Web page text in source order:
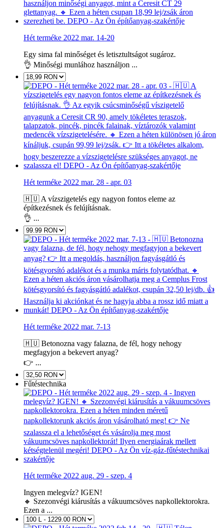
Hét terméke 2022 mar. 14-20
Egy sima fal minőséget és letisztultságot sugároz.
👌 Minőségi munlához használjon ...
Hét terméke 2022 mar. 28 - apr. 03
🇭🇺 A vízszigetelés egy nagyon fontos eleme az
építkezésnek és felújításnak.
👌 ...
Hét terméke 2022 mar. 7-13
🇭🇺 Betonozna vagy falazna, de fél, hogy nehogy
megfagyjon a bekevert anyag?
👉 ...
Fűtéstechnika
Hét terméke 2022 aug. 29 - szep. 4
Ingyen melegvíz? IGEN!
🔸 Szezonvégi kiárusítás a vákuumcsöves napkollektorokra.
Ezen a ...